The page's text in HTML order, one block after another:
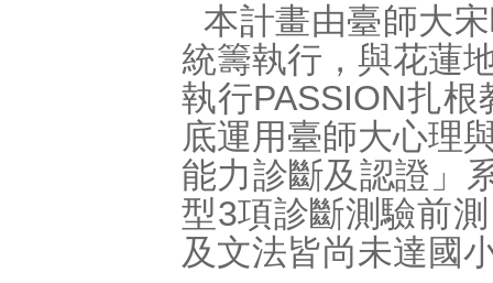
本計畫由臺師大
統籌執行，與花蓮
執行PASSION扎
底運用臺師大心理
能力診斷及認證」
型3項診斷測驗前
及文法皆尚未達國